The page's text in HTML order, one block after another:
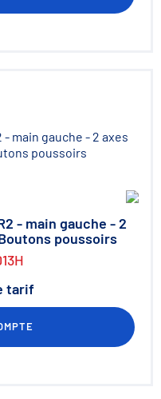
- main gauche - 2
poussoirs
tarif